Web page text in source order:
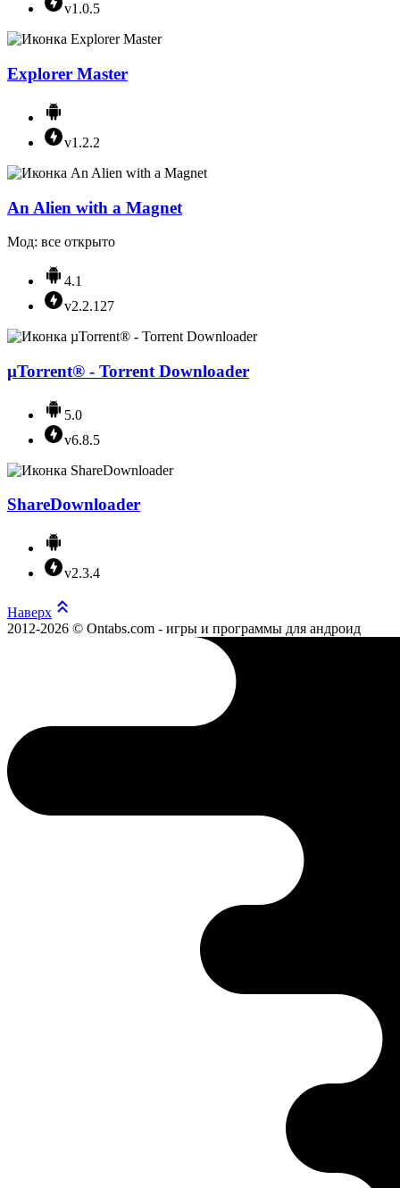
v1.0.5
Explorer Master
v1.2.2
An Alien with a Magnet
Мод: все открыто
4.1
v2.2.127
µTorrent® - Torrent Downloader
5.0
v6.8.5
ShareDownloader
v2.3.4
Наверх
2012-2026 © Ontabs.com - игры и программы для андроид